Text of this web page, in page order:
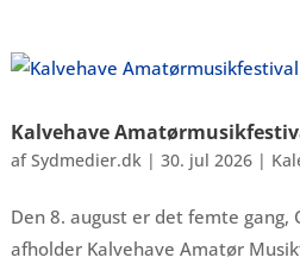
Kalvehave
afSydmedier.dk| 30. jul 2026|
Den 8. august er det femte gang,
afholder Kalvehave Amatør